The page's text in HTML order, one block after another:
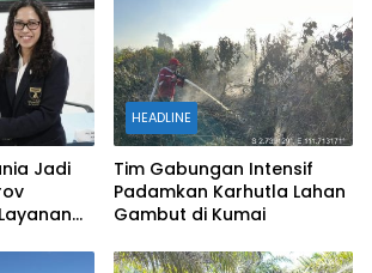
Jadi
HEADLINE
Tim Gabungan Intensif
Padamkan Karhutla Lahan
Gambut di Kumai